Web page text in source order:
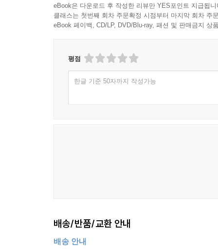
eBook은 다운로드 후 작성한 리뷰만 YES포인트 지급됩니
클래스는 첫번째 회차 주문확정 시점부터 마지막 회차 주
eBook 페이백, CD/LP, DVD/Blu-ray, 패션 및 판매금지 상
평점
한글 기준 50자까지 작성가능
배송/반품/교환 안내
배송 안내